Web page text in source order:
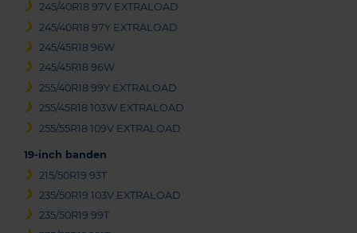
245/40R18 97V EXTRALOAD
245/40R18 97Y EXTRALOAD
245/45R18 96W
245/45R18 96W
255/40R18 99Y EXTRALOAD
255/45R18 103W EXTRALOAD
255/55R18 109V EXTRALOAD
19-inch banden
215/50R19 93T
235/50R19 103V EXTRALOAD
235/50R19 99T